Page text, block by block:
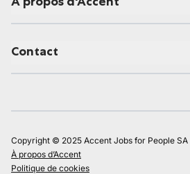
Contact
Copyright © 2025 Accent Jobs for People SA
À propos d’Accent
Politique de cookies